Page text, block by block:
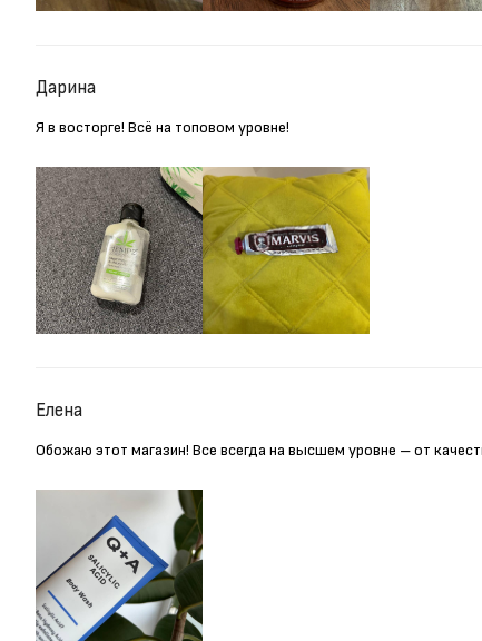
Дарина
Я в восторге! Всё на топовом уровне!
Елена
Обожаю этот магазин! Все всегда на высшем уровне – от